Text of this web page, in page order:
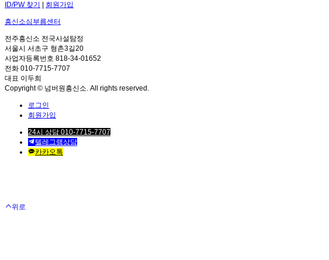
ID/PW 찾기 회원가입
흥신소심부름센터
전주흥신소 전국사설탐정
서울시 서초구 형촌3길20
사업자등록번호 818-34-01652
전화 010-7715-7707
대표 이두희
Copyright © 넘버원흥신소. All rights reserved.
로그인
회원가입
24시 상담 010-7715-7707
텔레그램상담
카카오톡
위로